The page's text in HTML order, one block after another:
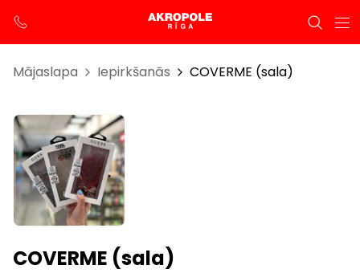
Mājaslapa Iepirkšanās COVERME (sala)
COVERME (sala)